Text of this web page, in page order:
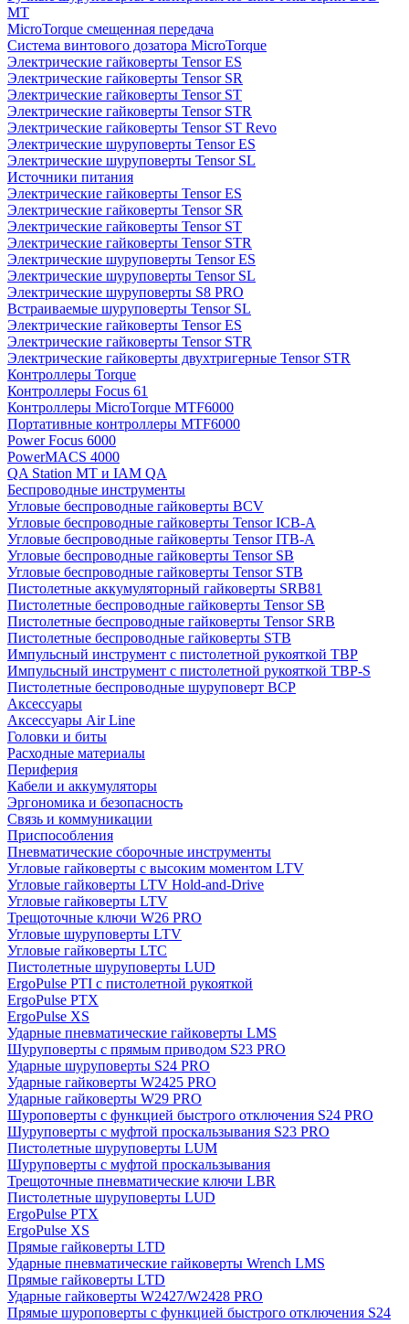
MT
MicroTorque смещенная передача
Система винтового дозатора MicroTorque
Электрические гайковерты Tensor ES
Электрические гайковерты Tensor SR
Электрические гайковерты Tensor ST
Электрические гайковерты Tensor STR
Электрические гайковерты Tensor ST Revo
Электрические шуруповерты Tensor ES
Электрические шуруповерты Tensor SL
Источники питания
Электрические гайковерты Tensor ES
Электрические гайковерты Tensor SR
Электрические гайковерты Tensor ST
Электрические гайковерты Tensor STR
Электрические шуруповерты Tensor ES
Электрические шуруповерты Tensor SL
Электрические шуруповерты S8 PRO
Встраиваемые шуруповерты Tensor SL
Электрические гайковерты Tensor ES
Электрические гайковерты Tensor STR
Электрические гайковерты двухтригерные Tensor STR
Контроллеры Torque
Контроллеры Focus 61
Контроллеры MicroTorque MTF6000
Портативные контроллеры MTF6000
Power Focus 6000
PowerMACS 4000
QA Station MT и IAM QA
Беспроводные инструменты
Угловые беспроводные гайковерты BCV
Угловые беспроводные гайковерты Tensor ICB-A
Угловые беспроводные гайковерты Tensor ITB-A
Угловые беспроводные гайковерты Tensor SB
Угловые беспроводные гайковерты Tensor STB
Пистолетные аккумуляторный гайковерты SRB81
Пистолетные беспроводные гайковерты Tensor SB
Пистолетные беспроводные гайковерты Tensor SRB
Пистолетные беспроводные гайковерты STB
Импульсный инструмент с пистолетной рукояткой TBP
Импульсный инструмент с пистолетной рукояткой TBP-S
Пистолетные беспроводные шуруповерт BCP
Аксессуары
Аксессуары Air Line
Головки и биты
Расходные материалы
Периферия
Кабели и аккумуляторы
Эргономика и безопасность
Связь и коммуникации
Приспособления
Пневматические сборочные инструменты
Угловые гайковерты с высоким моментом LTV
Угловые гайковерты LTV Hold-and-Drive
Угловые гайковерты LTV
Трещоточные ключи W26 PRO
Угловые шуруповерты LTV
Угловые гайковерты LTC
Пистолетные шуруповерты LUD
ErgoPulse PTI с пистолетной рукояткой
ErgoPulse PTX
ErgoPulse XS
Ударные пневматические гайковерты LMS
Шуруповерты с прямым приводом S23 PRO
Ударные шуруповерты S24 PRO
Ударные гайковерты W2425 PRO
Ударные гайковерты W29 PRO
Шуроповерты с функцией быстрого отключения S24 PRO
Шуруповерты с муфтой проскальзывания S23 PRO
Пистолетные шуруповерты LUM
Шуруповерты с муфтой проскальзывания
Трещоточные пневматические ключи LBR
Пистолетные шуруповерты LUD
ErgoPulse PTX
ErgoPulse XS
Прямые гайковерты LTD
Ударные пневматические гайковерты Wrench LMS
Прямые гайковерты LTD
Ударные гайковерты W2427/W2428 PRO
Прямые шуроповерты с функцией быстрого отключения S24